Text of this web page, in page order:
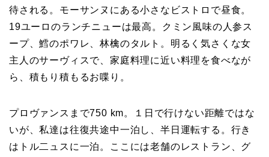
待される。モーサンヌにある小さなビストロで昼食。
19ユーロのランチニューは最高。クミン風味の人参ス
ープ、鱈のポワレ、林檎のタルト。明るく気さくな女
主人のサーヴィスで、家庭料理に近い料理を食べなが
ら、積もり積もるお喋り。
プロヴァンスまで750 km。１日で行けない距離ではな
いが、私達は往復共途中一泊し、半日運転する。行き
はトル二ュスに一泊。ここには老舗のレストラン、グ